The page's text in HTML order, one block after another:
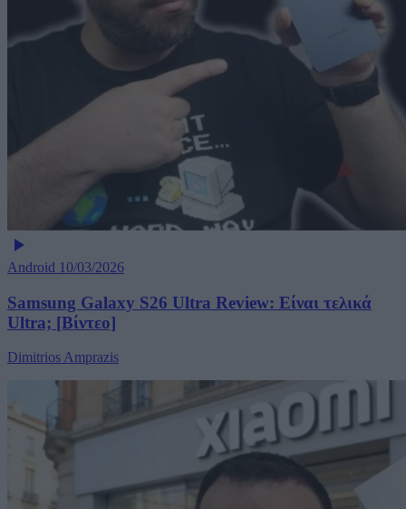
Android 10/03/2026
Samsung Galaxy S26 Ultra Review: Είναι τελικά
Ultra; [Βίντεο]
Dimitrios Amprazis